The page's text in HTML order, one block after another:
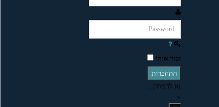
זכור אותי
התחברות
נא להמתין...
×